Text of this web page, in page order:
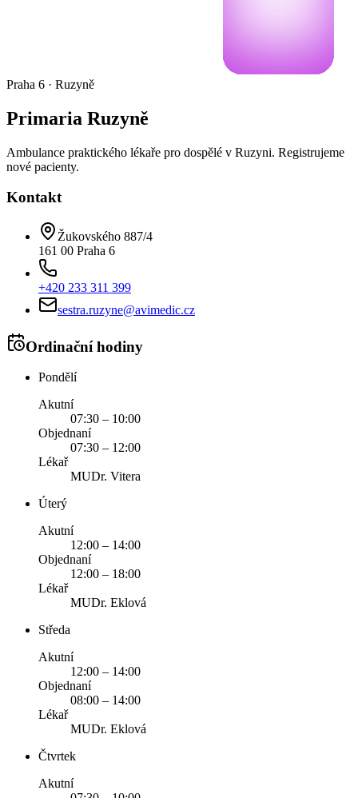
Praha 6 · Ruzyně
Primaria Ruzyně
Ambulance praktického lékaře pro dospělé v Ruzyni. Registrujeme
nové pacienty.
Kontakt
Žukovského 887/4
161 00 Praha 6
+420 233 311 399
sestra.ruzyne@avimedic.cz
Ordinační hodiny
Pondělí
Akutní
07:30 – 10:00
Objednaní
07:30 – 12:00
Lékař
MUDr. Vitera
Úterý
Akutní
12:00 – 14:00
Objednaní
12:00 – 18:00
Lékař
MUDr. Eklová
Středa
Akutní
12:00 – 14:00
Objednaní
08:00 – 14:00
Lékař
MUDr. Eklová
Čtvrtek
Akutní